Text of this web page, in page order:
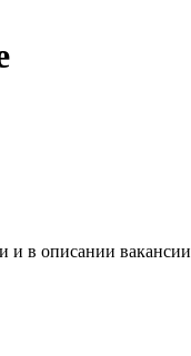
и в описании вакансии